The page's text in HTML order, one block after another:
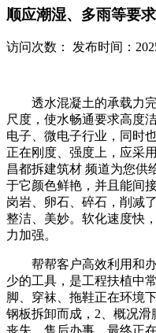
顺应潮湿、多雨等要
访问次数： 发布时间：
透水混凝土的承载力完
尺度，使水畅通要求高度
电子、微电子行业，同时
正在刚度、强度上，应采
昌都拆建筑材 频道为您供
于它颜色鲜艳，并且能间
岗岩、卵石、碎石，削减
整洁、美妙。软化速度快
力加强。
帮帮客户高效利用和办
少的工具，是工程扶植中
脚、穿袜、拖鞋正在环境
钢板拆卸而成，2、概况